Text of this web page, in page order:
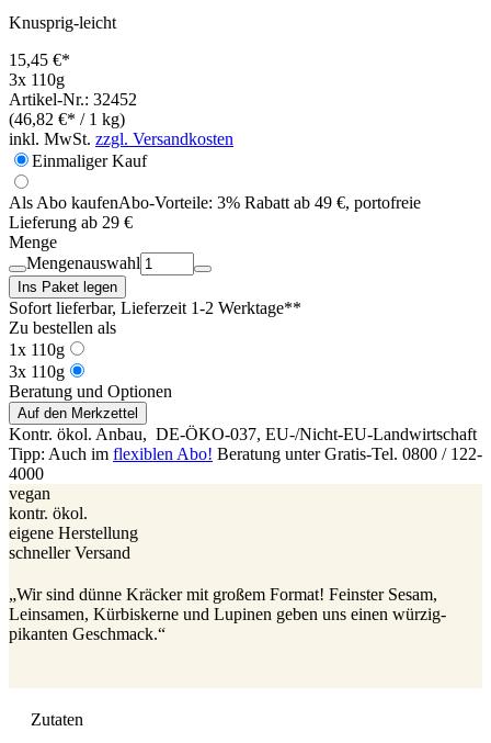
Knusprig-leicht
15,45 €*
3x 110g
Artikel-Nr.: 32452
(46,82 €* / 1 kg)
inkl. MwSt. zzgl. Versandkosten
Einmaliger Kauf
Als Abo kaufenAbo-Vorteile: 3% Rabatt ab 49 €, portofreie
Lieferung ab 29 €
Menge
Mengenauswahl
Ins Paket legen
Sofort lieferbar, Lieferzeit 1-2 Werktage**
Zu bestellen als
1x 110g
3x 110g
Beratung und Optionen
Auf den Merkzettel
Kontr. ökol. Anbau, DE-ÖKO-037, EU-/Nicht-EU-Landwirtschaft
Tipp: Auch im flexiblen Abo! Beratung unter Gratis-Tel. 0800 / 122-
4000
vegan
kontr. ökol.
eigene Herstellung
schneller Versand
„Wir sind dünne Kräcker mit großem Format! Feinster Sesam,
Leinsamen, Kürbiskerne und Lupinen geben uns einen würzig-
pikanten Geschmack.“
Zutaten